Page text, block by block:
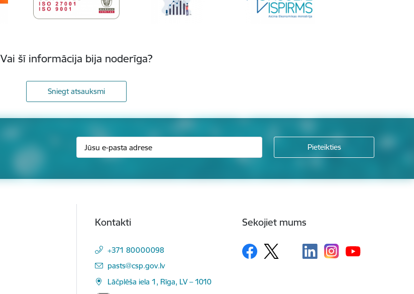
Vai šī informācija bija noderīga?
Sniegt atsauksmi
Kontakti
+371 80000098
E-pasts:
pasts@csp.gov.lv
Lāčplēša iela 1, Rīga, LV – 1010
Sekojiet mums